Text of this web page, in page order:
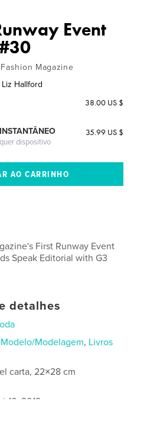
Event
Magazine
Liz Hallford
38.00 US $
dispositivo
35.99 US $
First Runway Event
Speak Editorial with G3
detalhes
Modelo/Modelagem, Livros
carta, 22×28 cm
16, 2019